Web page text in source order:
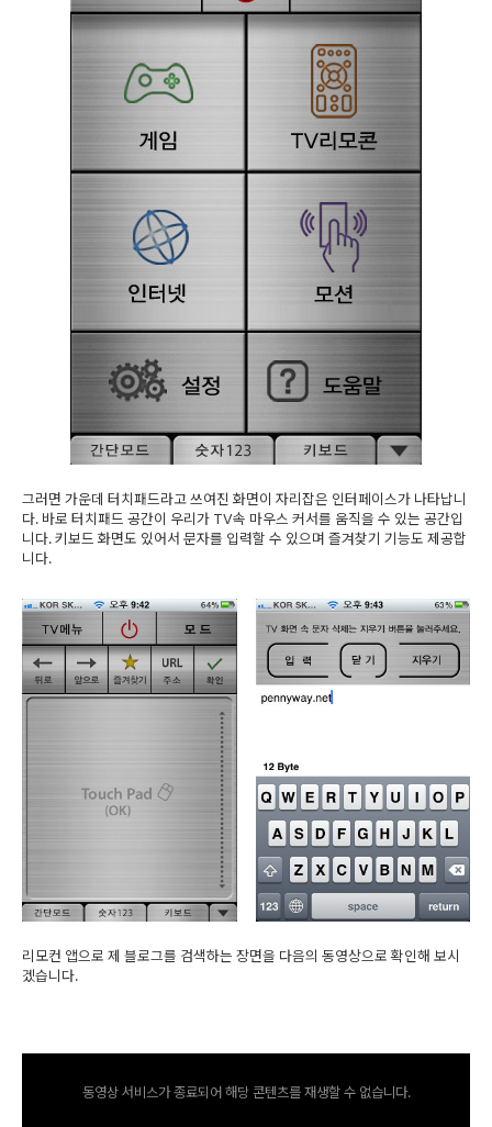
그러면 가운데 터치패드라고 쓰여진 화면이 자리잡은 인터페이스가 나타납니
다. 바로 터치패드 공간이 우리가 TV속 마우스 커서를 움직을 수 있는 공간입
니다. 키보드 화면도 있어서 문자를 입력할 수 있으며 즐겨찾기 기능도 제공합
니다.
리모컨 앱으로 제 블로그를 검색하는 장면을 다음의 동영상으로 확인해 보시
겠습니다.
동영상 서비스가 종료되어 해당 콘텐츠를 재생할 수 없습니다.